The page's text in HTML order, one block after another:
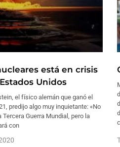
está en crisis
Unidos
el físico alemán que ganó el
predijo algo muy inquietante: «No
Guerra Mundial, pero la
con